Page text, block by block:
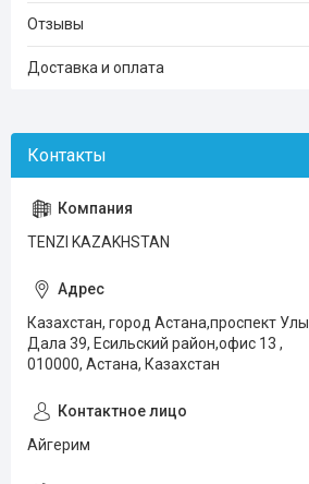
Отзывы
Доставка и оплата
TENZI KAZAKHSTAN
Казахстан, город Астана,проспект Улы
Дала 39, Есильский район,офис 13 ,
010000, Астана, Казахстан
Айгерим